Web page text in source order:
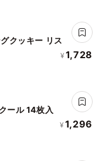
クッキー リス
¥ 1,728
ール 14枚入
¥ 1,296